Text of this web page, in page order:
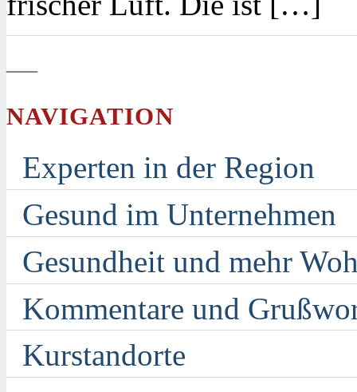
—
NAVIGATION
Experten in der Region
Gesund im Unternehmen
Gesundheit und mehr
Kommentare und
Kurstandorte